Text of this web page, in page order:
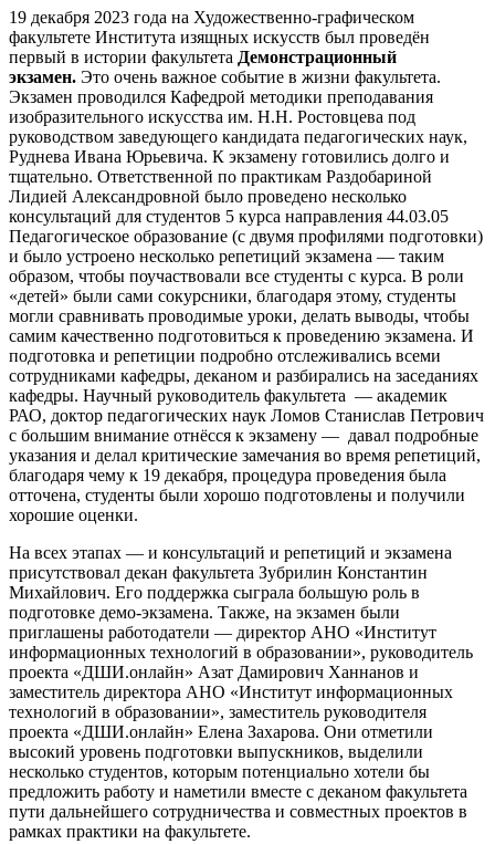
19 декабря 2023 года на Художественно-графическом
факультете Института изящных искусств был проведён
первый в истории факультета Демонстрационный
экзамен. Это очень важное событие в жизни факультета.
Экзамен проводился Кафедрой методики преподавания
изобразительного искусства им. Н.Н. Ростовцева под
руководством заведующего кандидата педагогических наук,
Руднева Ивана Юрьевича. К экзамену готовились долго и
тщательно. Ответственной по практикам Раздобариной
Лидией Александровной было проведено несколько
консультаций для студентов 5 курса направления 44.03.05
Педагогическое образование (с двумя профилями подготовки)
и было устроено несколько репетиций экзамена — таким
образом, чтобы поучаствовали все студенты с курса. В роли
«детей» были сами сокурсники, благодаря этому, студенты
могли сравнивать проводимые уроки, делать выводы, чтобы
самим качественно подготовиться к проведению экзамена. И
подготовка и репетиции подробно отслеживались всеми
сотрудниками кафедры, деканом и разбирались на заседаниях
кафедры. Научный руководитель факультета — академик
РАО, доктор педагогических наук Ломов Станислав Петрович
с большим внимание отнёсся к экзамену — давал подробные
указания и делал критические замечания во время репетиций,
благодаря чему к 19 декабря, процедура проведения была
отточена, студенты были хорошо подготовлены и получили
хорошие оценки.
На всех этапах — и консультаций и репетиций и экзамена
присутствовал декан факультета Зубрилин Константин
Михайлович. Его поддержка сыграла большую роль в
подготовке демо-экзамена. Также, на экзамен были
приглашены работодатели — директор АНО «Институт
информационных технологий в образовании», руководитель
проекта «ДШИ.онлайн» Азат Дамирович Ханнанов и
заместитель директора АНО «Институт информационных
технологий в образовании», заместитель руководителя
проекта «ДШИ.онлайн» Елена Захарова. Они отметили
высокий уровень подготовки выпускников, выделили
несколько студентов, которым потенциально хотели бы
предложить работу и наметили вместе с деканом факультета
пути дальнейшего сотрудничества и совместных проектов в
рамках практики на факультете.